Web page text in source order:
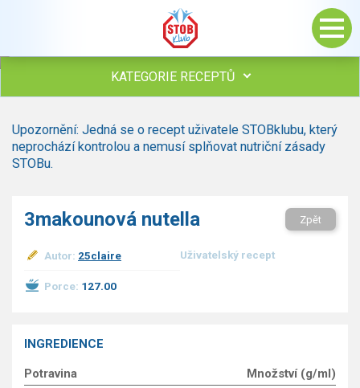
KATEGORIE RECEPTŮ
Polévky
Studená kuchyně
Bezmasé a zeleninové
Sladké pokrmy
Dezerty
Dětské recepty
GLP-1 recepty
Upozornění: Jedná se o recept uživatele STOBklubu, který
neprochází kontrolou a nemusí splňovat nutriční zásady
STOBu.
3makounová nutella Zpět
Autor: 25claire Uživatelský recept
Porce: 127.00
INGREDIENCE
Potravina
Množství (g/ml)